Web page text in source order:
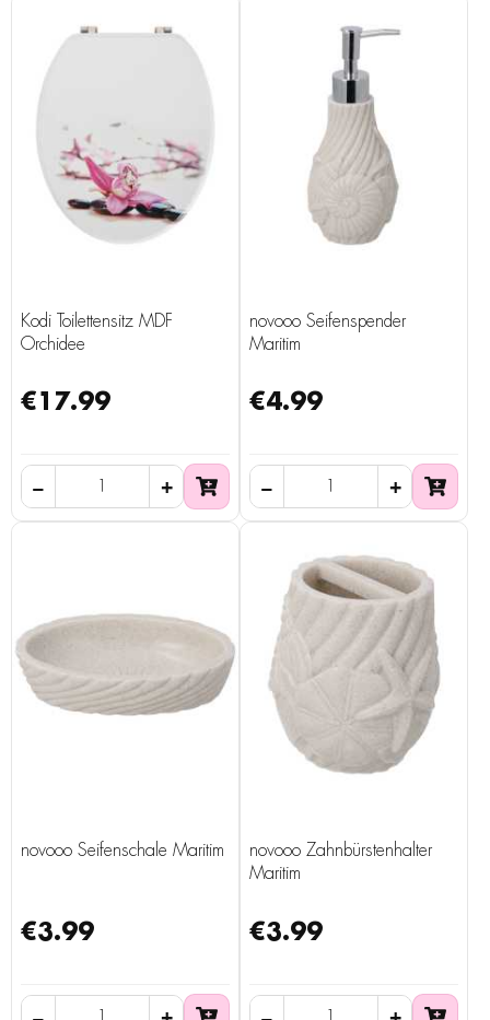
Kodi Toilettensitz MDF
Orchidee
€17.99
novooo Seifenspender
Maritim
€4.99
novooo Seifenschale Maritim
€3.99
novooo Zahnbürstenhalter
Maritim
€3.99